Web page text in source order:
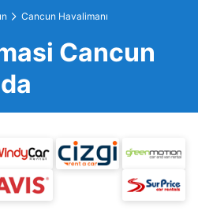
Cancun Havalimanı
Cancun